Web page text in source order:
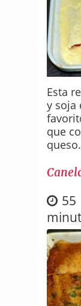
Esta
y soja
que
queso.
55